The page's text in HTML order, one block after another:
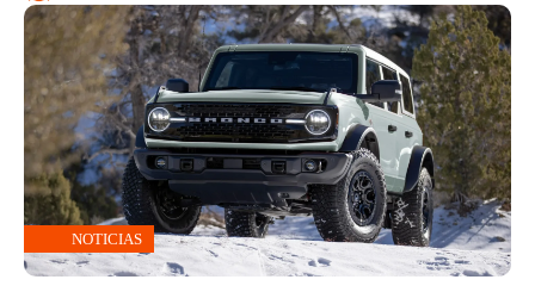
NOTICIAS